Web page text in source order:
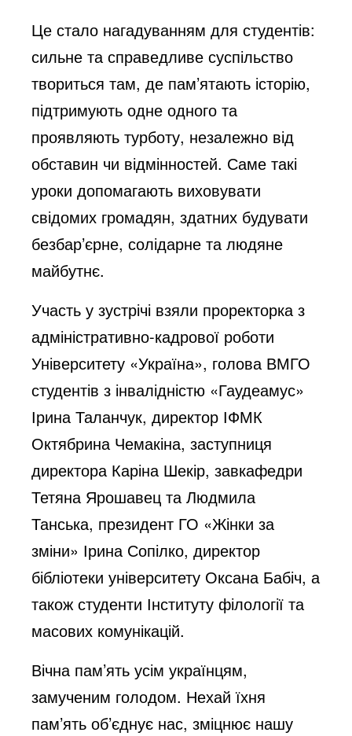
Це стало нагадуванням для студентів:
сильне та справедливе суспільство
твориться там, де пам’ятають історію,
підтримують одне одного та
проявляють турботу, незалежно від
обставин чи відмінностей. Саме такі
уроки допомагають виховувати
свідомих громадян, здатних будувати
безбар’єрне, солідарне та людяне
майбутнє.
Участь у зустрічі взяли проректорка з
адміністративно-кадрової роботи
Університету «Україна», голова ВМГО
студентів з інвалідністю «Гаудеамус»
Ірина Таланчук, директор ІФМК
Октябрина Чемакіна, заступниця
директора Каріна Шекір, завкафедри
Тетяна Ярошавец та Людмила
Танська, президент ГО «Жінки за
зміни» Ірина Сопілко, директор
бібліотеки університету Оксана Бабіч, а
також студенти Інституту філології та
масових комунікацій.
Вічна пам’ять усім українцям,
замученим голодом. Нехай їхня
пам’ять об’єднує нас, зміцнює нашу